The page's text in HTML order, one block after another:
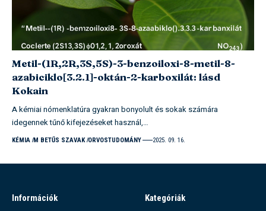
Metil-(1R,2R,3S,5S)-3-benzoiloxi-8-metil-8-
azabiciklo[3.2.1]-oktán-2-karboxilát: lásd
Kokain
A kémiai nómenklatúra gyakran bonyolult és sokak számára
idegennek tűnő kifejezéseket használ,…
KÉMIA M BETŰS SZAVAK ORVOSTUDOMÁNY 2025. 09. 16.
Információk
Kategóriák